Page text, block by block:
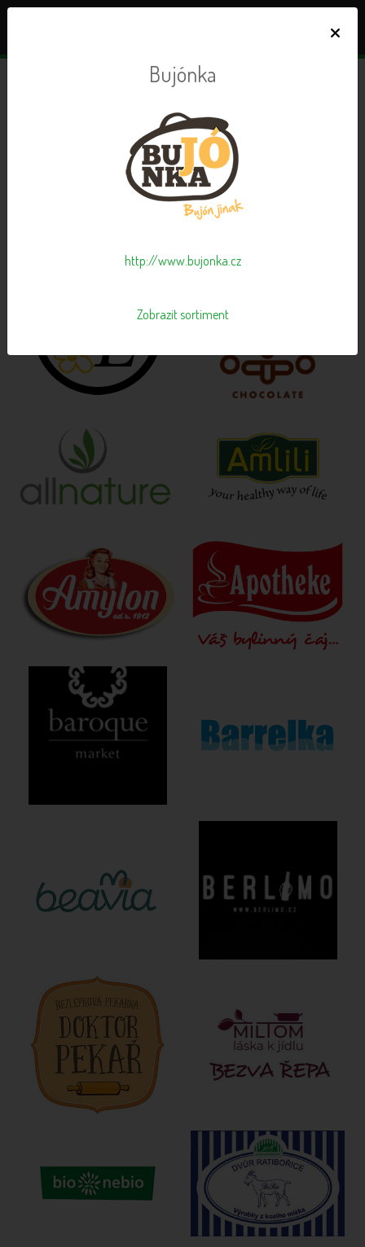
Dodavatelé v iBi STORE
123 dodavatelů zdravé výživy, od kterých lze objednávat
×
Bujónka
http://www.bujonka.cz
Zobrazit sortiment